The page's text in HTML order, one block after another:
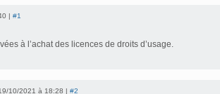
| #1
à l’achat des licences de droits d’usage.
10/2021 à 18:28 | #2